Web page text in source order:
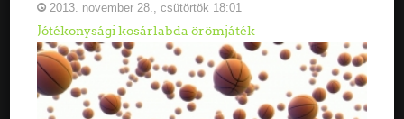
2013. november 28., csütörtök 18:01
Jótékonysági kosárlabda örömjáték